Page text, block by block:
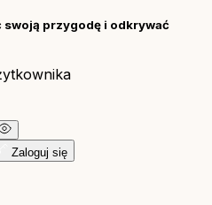
przygodę i odkrywać
Zaloguj się